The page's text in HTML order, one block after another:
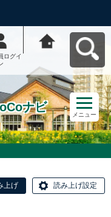
ログイ
ナビへ戻る
ナビ
メニュー
上げ 読み上げ設定